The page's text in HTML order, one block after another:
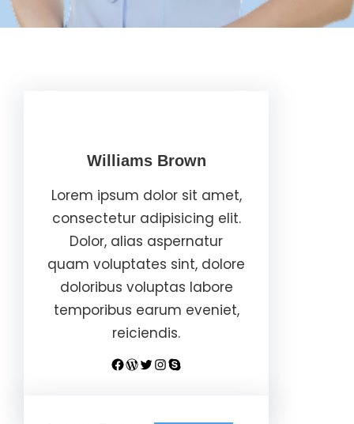
Williams Brown
Lorem ipsum dolor sit amet,
consectetur adipisicing elit.
Dolor, alias aspernatur
quam voluptates sint, dolore
doloribus voluptas labore
temporibus earum eveniet,
reiciendis.
Facebook WordPress Twitter InstagramSkype